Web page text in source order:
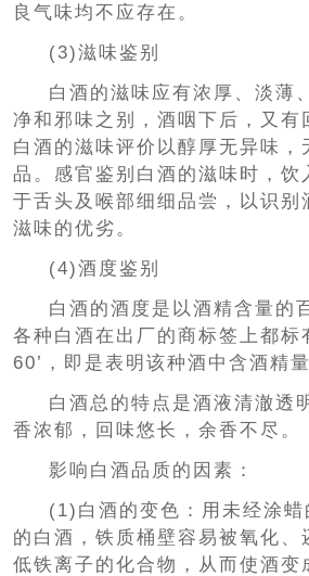
良气味均不应存在。
(3)滋味鉴别
白酒的滋味应有浓厚、淡薄
净和邪味之别，酒咽下后，又有
白酒的滋味评价以醇厚无异味，
品。感官鉴别白酒的滋味时，饮
于舌头及喉部细细品尝，以识别
滋味的优劣。
(4)酒度鉴别
白酒的酒度是以酒精含量的
各种白酒在出厂的商标签上都标
60’，即是表明该种酒中含酒精
白酒总的特点是酒液清澈透
香浓郁，回味悠长，余香不尽。
影响白酒品质的因素：
(1)白酒的变色：用未经涂蜡
的白酒，铁质桶壁容易被氧化、
低铁离子的化合物，从而使酒变